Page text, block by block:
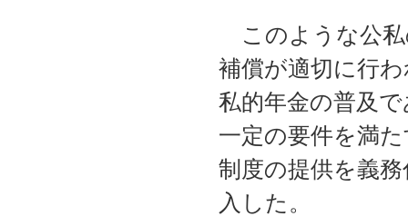
このような公私
補償が適切に行
私的年金の普及
一定の要件を満
制度の提供を義
入した。